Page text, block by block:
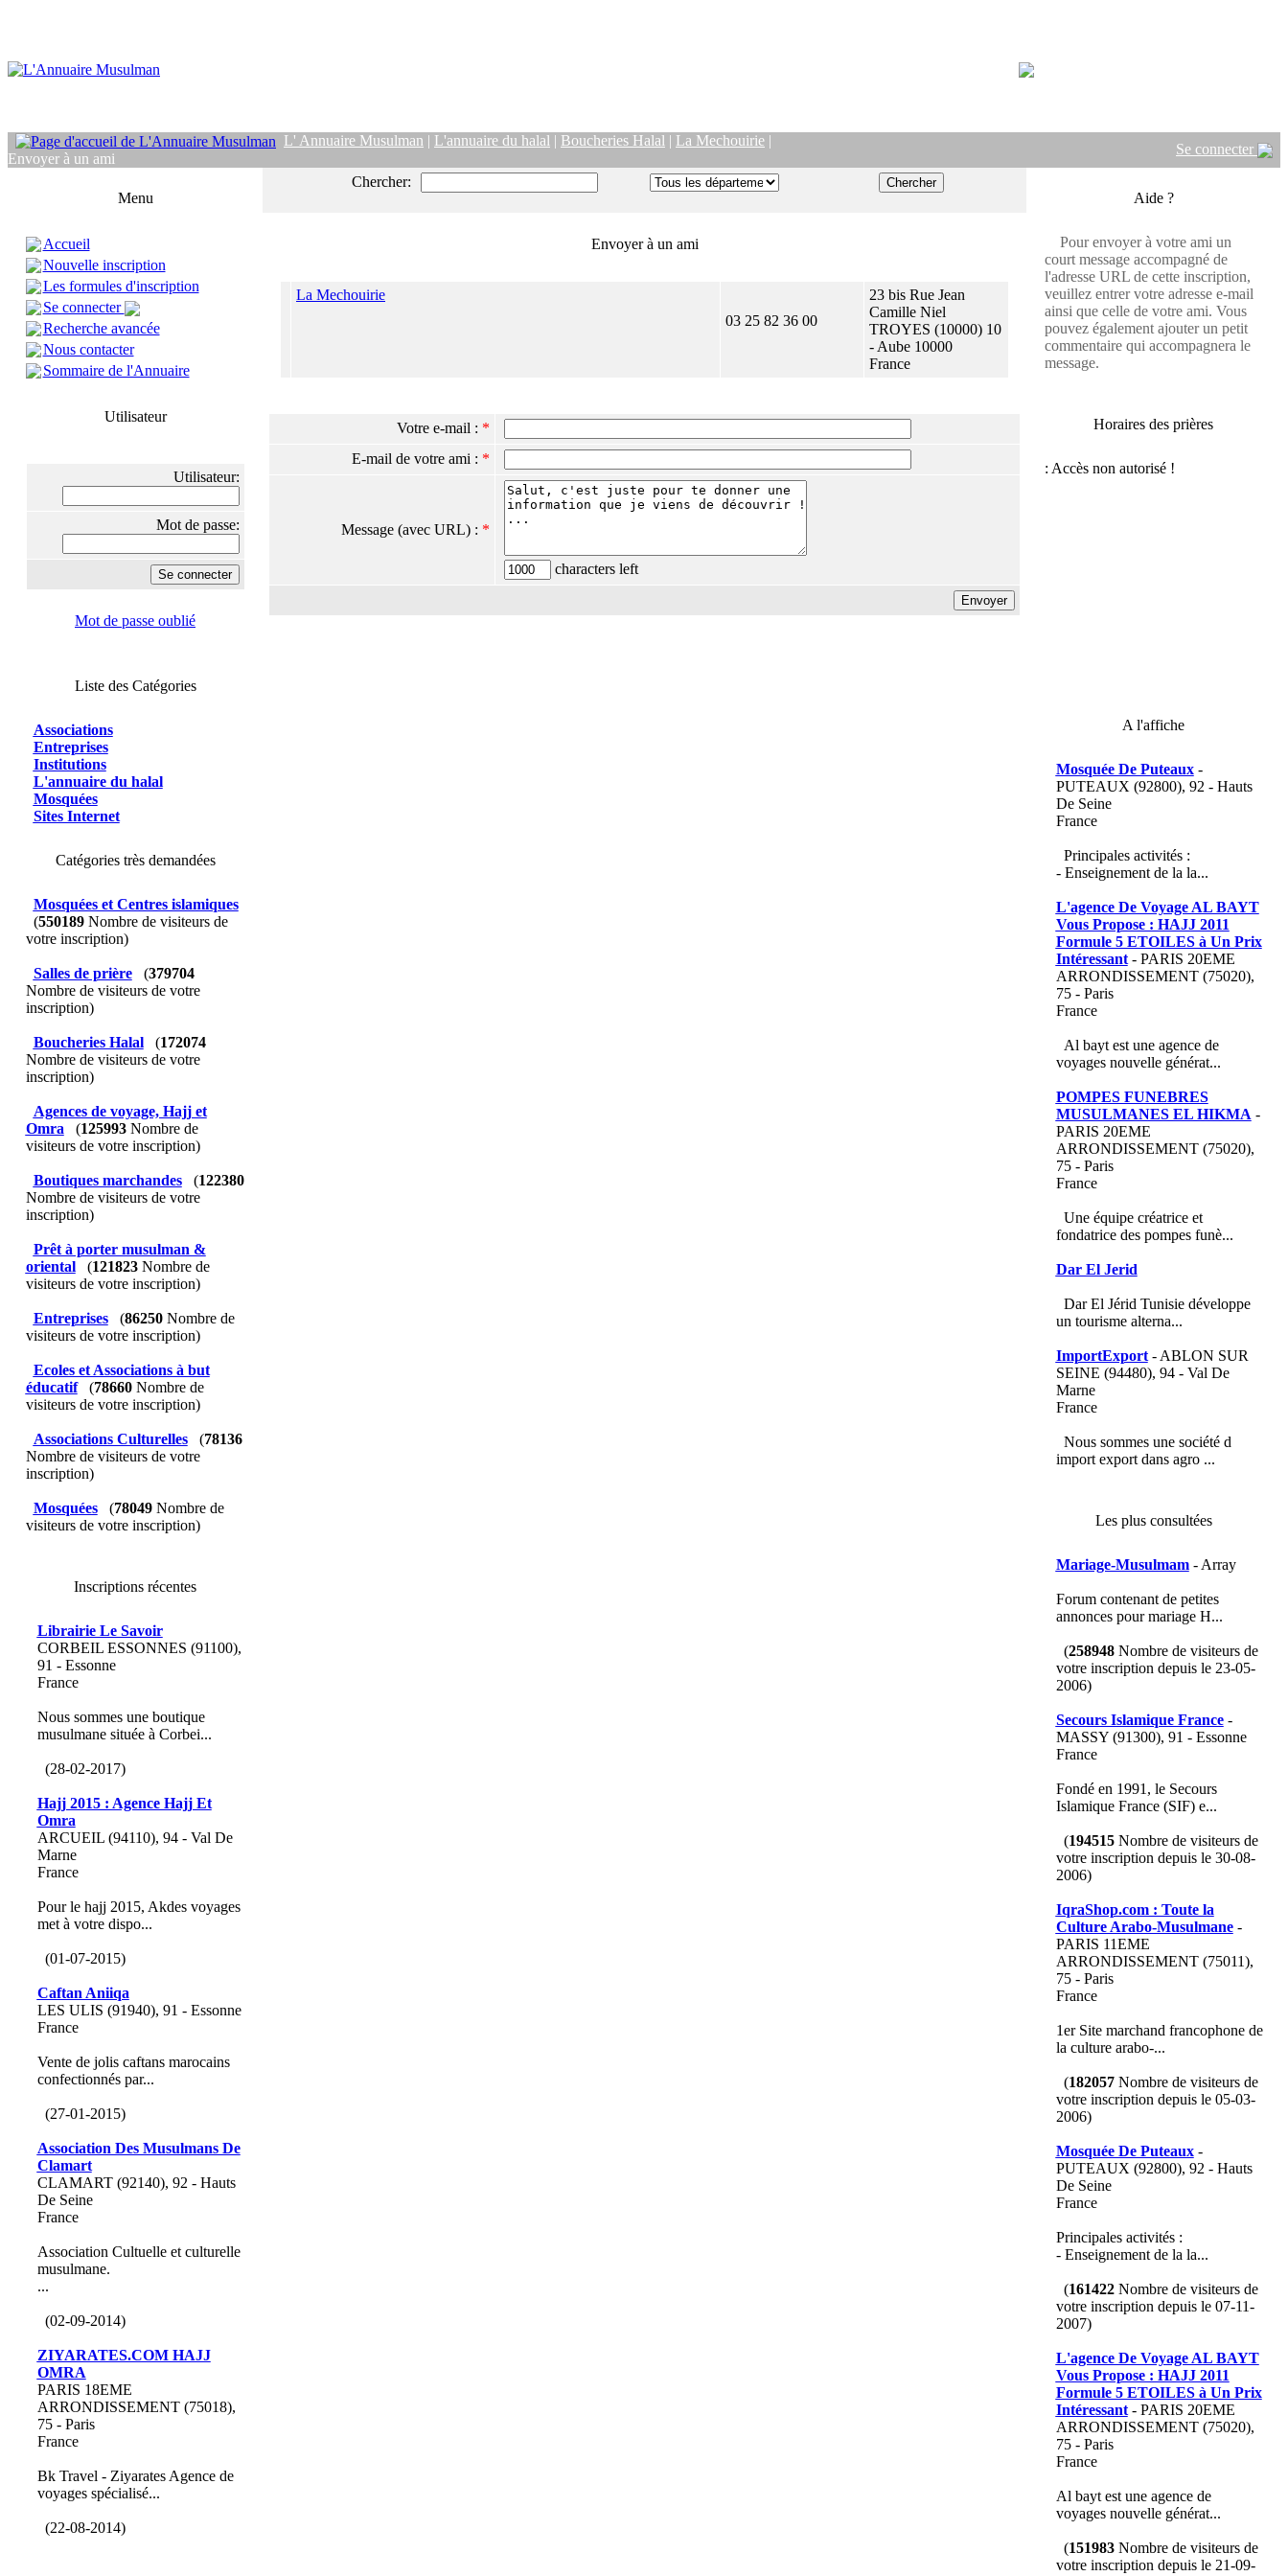
L' Annuaire Musulman | L'annuaire du halal | Boucheries Halal | La Mechouirie |
Envoyer à un ami
Se connecter
Menu
Accueil
Nouvelle inscription
Les formules d'inscription
Se connecter
Recherche avancée
Nous contacter
Sommaire de l'Annuaire
Utilisateur
Utilisateur:
Mot de passe:
Mot de passe oublié
Liste des Catégories
Associations
Entreprises
Institutions
L'annuaire du halal
Mosquées
Sites Internet
Catégories très demandées
Mosquées et Centres islamiques
(550189Nombre de visiteurs de
votre inscription)
Salles de prière (379704
Nombre de visiteurs de votre
inscription)
Boucheries Halal (172074
Nombre de visiteurs de votre
inscription)
Agences de voyage, Hajj et
Omra
(125993Nombre de
visiteurs de votre inscription)
Boutiques marchandes (122380
Nombre de visiteurs de votre
inscription)
Prêt à porter musulman &
oriental
(121823Nombre de
visiteurs de votre inscription)
Entreprises (86250Nombre de
visiteurs de votre inscription)
Ecoles et Associations à but
éducatif
(78660Nombre de
visiteurs de votre inscription)
Associations Culturelles (78136
Nombre de visiteurs de votre
inscription)
Mosquées (78049Nombre de
visiteurs de votre inscription)
Inscriptions récentes
Librairie Le Savoir
CORBEIL ESSONNES (91100),
91 - Essonne
France
Nous sommes une boutique
musulmane située à Corbei...
(28-02-2017)
Hajj 2015 : Agence Hajj Et
Omra
ARCUEIL (94110), 94 - Val De
Marne
France
Pour le hajj 2015, Akdes voyages
met à votre dispo...
(01-07-2015)
Caftan Aniiqa
LES ULIS (91940), 91 - Essonne
France
Vente de jolis caftans marocains
confectionnés par...
(27-01-2015)
Association Des Musulmans De
Clamart
CLAMART (92140), 92 - Hauts
De Seine
France
Association Cultuelle et culturelle
musulmane.
...
(02-09-2014)
ZIYARATES.COM HAJJ
OMRA
PARIS 18EME
ARRONDISSEMENT (75018),
75 - Paris
France
Bk Travel - Ziyarates Agence de
voyages spécialisé...
(22-08-2014)
Chercher:
Envoyer à un ami
La Mechouirie
03 25 82 36 00
23 bis Rue Jean
Camille Niel
TROYES (10000) 10
- Aube 10000
France
Votre e-mail : *
E-mail de votre ami : *
Message (avec URL) : *
characters left
Aide ?
Pour envoyer à votre ami un
court message accompagné de
l'adresse URL de cette inscription,
veuillez entrer votre adresse e-mail
ainsi que celle de votre ami. Vous
pouvez également ajouter un petit
commentaire qui accompagnera le
message.
Horaires des prières
A l'affiche
Mosquée De Puteaux-
PUTEAUX (92800), 92 - Hauts
De Seine
France
Principales activités :
- Enseignement de la la...
L'agence De Voyage AL BAYT
Vous Propose : HAJJ 2011
Formule 5 ETOILES à Un Prix
Intéressant- PARIS 20EME
ARRONDISSEMENT (75020),
75 - Paris
France
Al bayt est une agence de
voyages nouvelle générat...
POMPES FUNEBRES
MUSULMANES EL HIKMA -
PARIS 20EME
ARRONDISSEMENT (75020),
75 - Paris
France
Une équipe créatrice et
fondatrice des pompes funè...
Dar El Jerid
Dar El Jérid Tunisie développe
un tourisme alterna...
ImportExport- ABLON SUR
SEINE (94480), 94 - Val De
Marne
France
Nous sommes une société d
import export dans agro ...
Les plus consultées
Mariage-Musulmam- Array
Forum contenant de petites
annonces pour mariage H...
(258948Nombre de visiteurs de
votre inscription depuis le 23-05-
2006)
Secours Islamique France-
MASSY (91300), 91 - Essonne
France
Fondé en 1991, le Secours
Islamique France (SIF) e...
(194515Nombre de visiteurs de
votre inscription depuis le 30-08-
2006)
IqraShop.com : Toute la
Culture Arabo-Musulmane-
PARIS 11EME
ARRONDISSEMENT (75011),
75 - Paris
France
1er Site marchand francophone de
la culture arabo-...
(182057Nombre de visiteurs de
votre inscription depuis le 05-03-
2006)
Mosquée De Puteaux-
PUTEAUX (92800), 92 - Hauts
De Seine
France
Principales activités :
- Enseignement de la la...
(161422Nombre de visiteurs de
votre inscription depuis le 07-11-
2007)
L'agence De Voyage AL BAYT
Vous Propose : HAJJ 2011
Formule 5 ETOILES à Un Prix
Intéressant- PARIS 20EME
ARRONDISSEMENT (75020),
75 - Paris
France
Al bayt est une agence de
voyages nouvelle générat...
(151983Nombre de visiteurs de
votre inscription depuis le 21-09-